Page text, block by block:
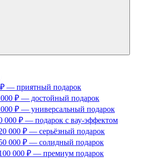
— приятный подарок
000 ₽ — достойный подарок
000 ₽ — универсальный подарок
000 ₽ — подарок с вау-эффектом
000 ₽ — серьёзный подарок
000 ₽ — солидный подарок
000 ₽ — премиум подарок